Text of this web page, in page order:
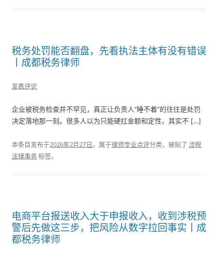
税务处罚能否翻盘，先看执法主体有没有错误
丨成都税务律师
发表评论
企业被税务检查并不罕见，真正让负责人“睡不着”的往往是处罚
决定落地那一刻。很多人以为只能硬扛金额和定性，其实不 […]
本条目发布于2026年2月27日。属于律师专业点评分类，被贴了 涉税
法律事务标签。
电商平台报送收入大于申报收入，收到涉税预
警后先做这三步，把风险从数字拉回事实丨成
都税务律师